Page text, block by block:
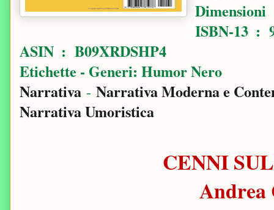
ASIN ‏ : ‎ B09XRDSHP4
Etichette - Generi: Humor Nero
Narrativa - Narrativa Moderna e
Narrativa Umoristica
CENNI
Andrea